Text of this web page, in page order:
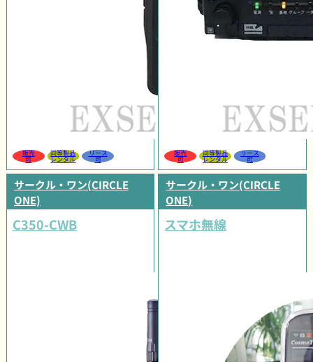
販売
可
同等製品
レンタル
リース
可
販売
可
同等製品
レンタル
リース
可
サークル・ワン(CIRCLE
ONE)
C350-CWB
サークル・ワン(CIRCLE
ONE)
スマホ無線